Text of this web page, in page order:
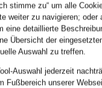
+Aktionsrabatt
OLYMP
Leinenhemd Casual
modern fit
stimme zu“ um alle
weiter zu navigieren; oder
eine detaillierte
Übersicht der
Auswahl zu treffen.
Auswahl jederzeit
Fußbereich unserer